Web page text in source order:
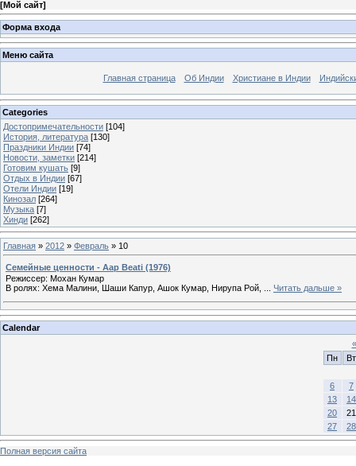
[Мой сайт]
Форма входа
Меню сайта
Главная страница Об Индии Христиане в Индии
Categories
Достопримечательности [104]
История, литература [130]
Праздники Индии [74]
Новости, заметки [214]
Готовим кушать [9]
Отдых в Индии [67]
Отели Индии [19]
Кинозал [264]
Музыка [7]
Хинди [262]
Главная » 2012 » Февраль » 10
Семейные ценности - Aap Beati (1976)
Режиссер: Мохан Кумар
В ролях: Хема Малини, Шаши Капур, Ашок Кумар, Нирупа Рой,
Читать дальше »
Calendar
«
Пн
Вт
6
7
13
14
20
21
27
28
Полная версия сайта